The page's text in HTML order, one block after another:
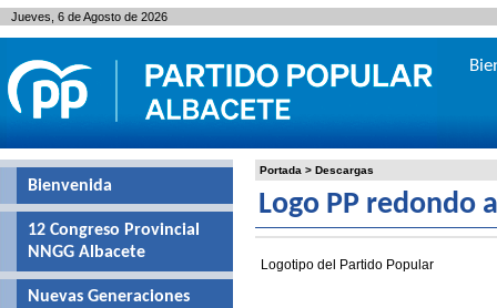
Portada > Descargas
Logo PP redondo
Logotipo del Partido Popular
Bienvenida
12 Congreso Provincial
NNGG Albacete
Nuevas Generaciones
Jueves, 6 de Agosto de 2026